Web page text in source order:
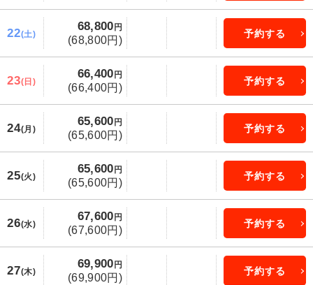
22(土)
68,800 円
(68,800円)
予約する
23(日)
66,400 円
(66,400円)
予約する
24(月)
65,600 円
(65,600円)
予約する
25(火)
65,600 円
(65,600円)
予約する
26(水)
67,600 円
(67,600円)
予約する
27(木)
69,900 円
(69,900円)
予約する